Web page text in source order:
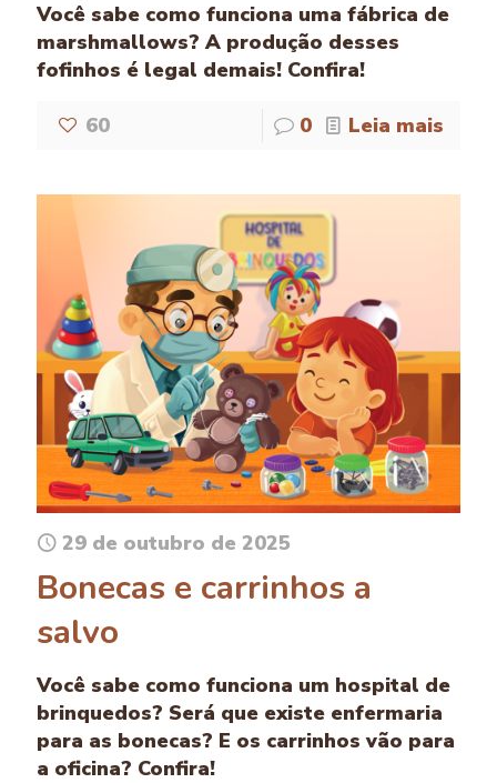
Você sabe como funciona uma fábrica de
marshmallows? A produção desses
fofinhos é legal demais! Confira!
60 0 Leia mais
29 de outubro de 2025
Bonecas e carrinhos a
salvo
Você sabe como funciona um hospital de
brinquedos? Será que existe enfermaria
para as bonecas? E os carrinhos vão para
a oficina? Confira!